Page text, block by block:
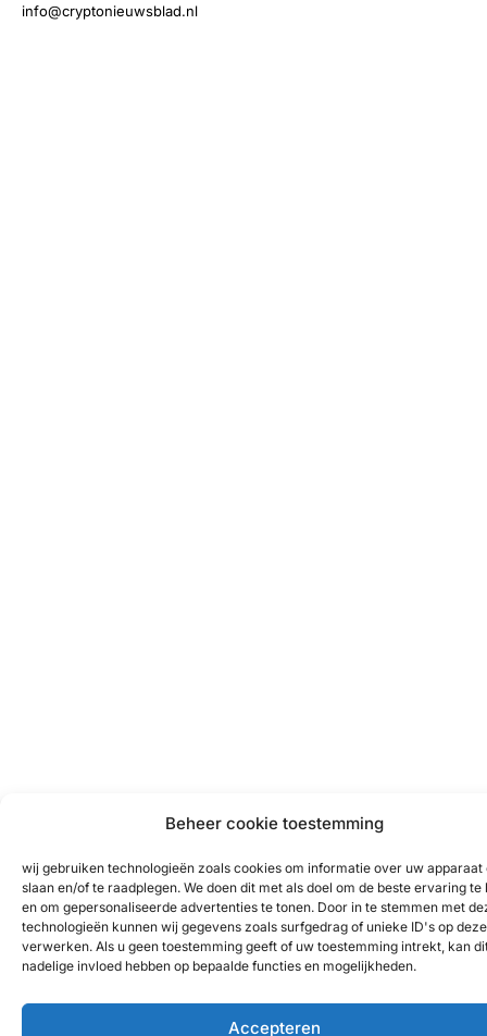
Beheer cookie toestemming
wij gebruiken technologieën zoals cookies om informatie over uw apparaat
slaan en/of te raadplegen. We doen dit met als doel om de beste ervaring te
en om gepersonaliseerde advertenties te tonen. Door in te stemmen met
technologieën kunnen wij gegevens zoals surfgedrag of unieke ID's op
verwerken. Als u geen toestemming geeft of uw toestemming intrekt, kan
nadelige invloed hebben op bepaalde functies en mogelijkheden.
Accepteren
info@cryptonieuwsblad.nl